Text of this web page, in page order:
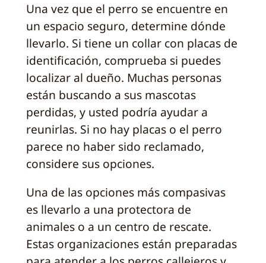
Una vez que el perro se encuentre en
un espacio seguro, determine dónde
llevarlo. Si tiene un collar con placas de
identificación, comprueba si puedes
localizar al dueño. Muchas personas
están buscando a sus mascotas
perdidas, y usted podría ayudar a
reunirlas. Si no hay placas o el perro
parece no haber sido reclamado,
considere sus opciones.
Una de las opciones más compasivas
es llevarlo a una protectora de
animales o a un centro de rescate.
Estas organizaciones están preparadas